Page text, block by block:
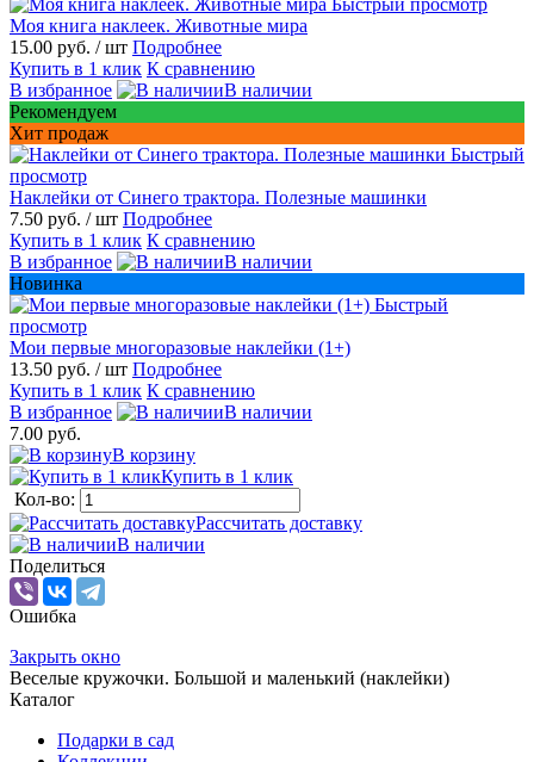
Быстрый просмотр
Моя книга наклеек. Животные мира
15.00 руб. / шт Подробнее
Купить в 1 клик К сравнению
В избранное
В наличии
Рекомендуем
Хит продаж
Быстрый
просмотр
Наклейки от Синего трактора. Полезные машинки
7.50 руб. / шт Подробнее
Купить в 1 клик К сравнению
В избранное
В наличии
Новинка
Быстрый
просмотр
Мои первые многоразовые наклейки (1+)
13.50 руб. / шт Подробнее
Купить в 1 клик К сравнению
В избранное
В наличии
7.00 руб.
В корзину
Купить в 1 клик
Кол-во:
Рассчитать доставку
В наличии
Поделиться
Ошибка
Закрыть окно
Веселые кружочки. Большой и маленький (наклейки)
Каталог
Подарки в сад